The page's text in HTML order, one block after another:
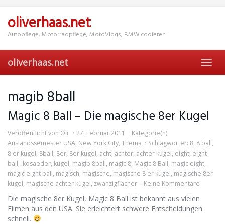
main
content
oliverhaas.net
Autopflege, Motorradpflege, MotoVlogs, BMW codieren
oliverhaas.net
magib 8ball
Magic 8 Ball – Die magische 8er Kugel
Veröffentlicht von Oli 27. Februar 2011
Kategorie(n):
Auslandssemester USA, New York City, Thema Schlagwörter: 8, 8 ball,
8 er kugel, 8ball, 8er, 8er kugel, acht, achter, achter kugel, eight, eight
ball, Ikosaeder, kugel, magib 8ball, magic 8, Magic 8 Ball, magic eight,
magic eight ball, magisch, magische, magische 8 er kugel, magische 8er
kugel, magische achter kugel, zwanzigflächer Keine Kommentare
Die magische 8er Kugel, Magic 8 Ball ist bekannt aus vielen
Filmen aus den USA. Sie erleichtert schwere Entscheidungen
schnell.